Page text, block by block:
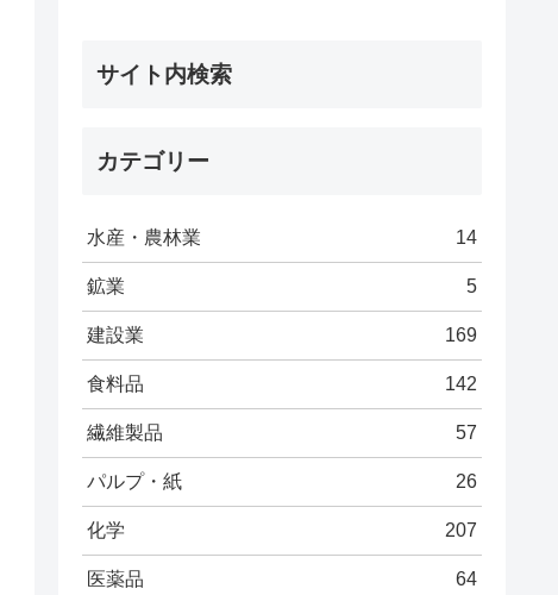
サイト内検索
カテゴリー
水産・農林業 14
鉱業 5
建設業 169
食料品 142
繊維製品 57
パルプ・紙 26
化学 207
医薬品 64